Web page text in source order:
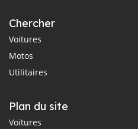
Chercher
Voitures
Motos
Utilitaires
Plan du site
Voitures